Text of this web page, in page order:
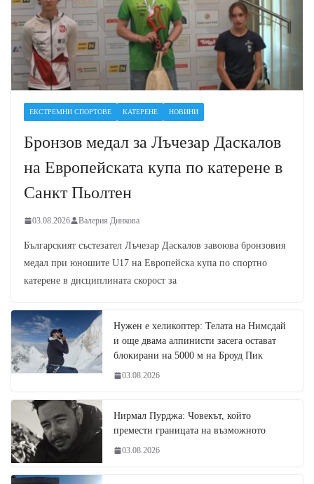
ЕКСТРЕМНИ СПОРТОВЕ КАТЕРЕНЕ НОВИНИ
Бронзов медал за Лъчезар Даскалов
на Европейската купа по катерене в
Санкт Пьолтен
03.08.2026 Валерия Динкова
Българският състезател Лъчезар Даскалов завоюва бронзовия
медал при юношите U17 на Европейска купа по спортно
катерене в дисциплината скорост за
Нужен е хеликоптер: Телата на Нимсдай
и още двама алпинисти засега остават
блокирани на 5000 м на Броуд Пик
03.08.2026
Нирмал Пурджа: Човекът, който
премести границата на възможното
03.08.2026